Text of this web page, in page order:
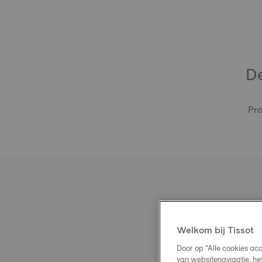
Welkom bij Tissot
Door op “Alle cookies
van websitenavigatie,